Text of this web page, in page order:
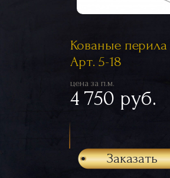
Кованые перила
Арт. 5-18
цена за п.м.
4 750 руб.
Заказать